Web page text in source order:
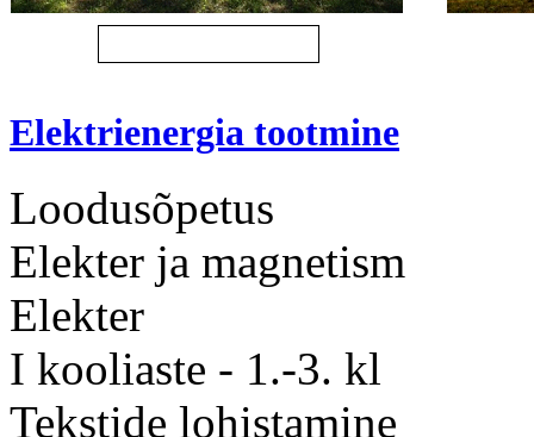
Elektrienergia tootmine
Loodusõpetus
Elekter ja magnetism
Elekter
I kooliaste - 1.-3. kl
Tekstide lohistamine